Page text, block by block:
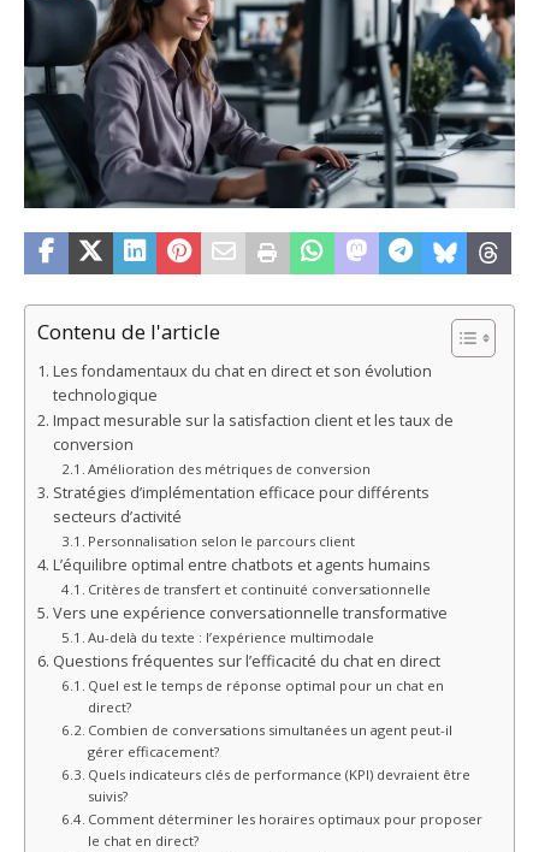
Contenu de l'article
Les fondamentaux du chat en direct et son évolution
technologique
Impact mesurable sur la satisfaction client et les taux de
conversion
Amélioration des métriques de conversion
Stratégies d’implémentation efficace pour différents
secteurs d’activité
Personnalisation selon le parcours client
L’équilibre optimal entre chatbots et agents humains
Critères de transfert et continuité conversationnelle
Vers une expérience conversationnelle transformative
Au-delà du texte : l’expérience multimodale
Questions fréquentes sur l’efficacité du chat en direct
Quel est le temps de réponse optimal pour un chat en
direct?
Combien de conversations simultanées un agent peut-il
gérer efficacement?
Quels indicateurs clés de performance (KPI) devraient être
suivis?
Comment déterminer les horaires optimaux pour proposer
le chat en direct?